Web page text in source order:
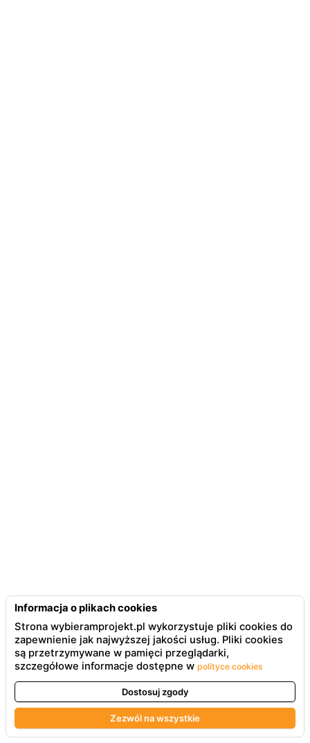
Informacja o plikach cookies
Strona wybieramprojekt.pl wykorzystuje pliki cookies do
zapewnienie jak najwyższej jakości usług. Pliki cookies
są przetrzymywane w pamięci przeglądarki,
szczegółowe informacje dostępne w polityce cookies
Dostosuj zgody
Zezwól na wszystkie